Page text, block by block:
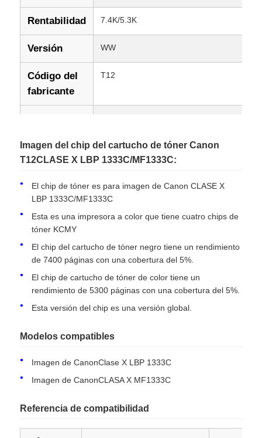
Inicio
Sobre nosotros
Rentabilidad 7.4K/5.3K
Versión WW
Código del
fabricante
T12
Condición Nuevo compatible
Imagen del chip del cartucho de tóner Canon
T12CLASE X LBP 1333C/MF1333C:
El chip de tóner es para imagen de Canon CLASE X
LBP 1333C/MF1333C
Esta es una impresora a color que tiene cuatro chips de
tóner KCMY
El chip del cartucho de tóner negro tiene un rendimiento
de 7400 páginas con una cobertura del 5%.
El chip de cartucho de tóner de color tiene un
rendimiento de 5300 páginas con una cobertura del 5%.
Esta versión del chip es una versión global.
Modelos compatibles
Imagen de CanonClase X LBP 1333C
Imagen de CanonCLASA X MF1333C
Referencia de compatibilidad